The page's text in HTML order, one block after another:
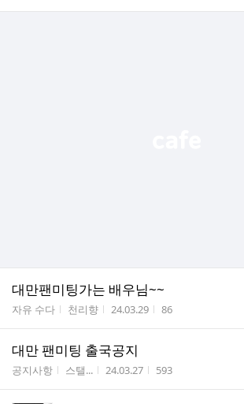
대만팬미팅가는 배우님~~
게시판명
자유 수다 작성자
천리향 작성시간
24.03.29 조회수
86
대만 팬미팅 출국공지
게시판명
공지사항 작성자
스탤... 작성시간
24.03.27 조회수
593